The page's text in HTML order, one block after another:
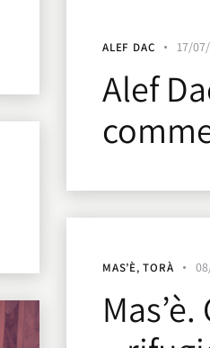
ALEF DAC 17/
Alef
MAS’È,TORÀ